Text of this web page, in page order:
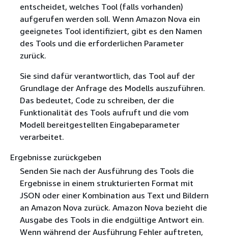
entscheidet, welches Tool (falls vorhanden)
aufgerufen werden soll. Wenn Amazon Nova ein
geeignetes Tool identifiziert, gibt es den Namen
des Tools und die erforderlichen Parameter
zurück.
Sie sind dafür verantwortlich, das Tool auf der
Grundlage der Anfrage des Modells auszuführen.
Das bedeutet, Code zu schreiben, der die
Funktionalität des Tools aufruft und die vom
Modell bereitgestellten Eingabeparameter
verarbeitet.
Ergebnisse zurückgeben
Senden Sie nach der Ausführung des Tools die
Ergebnisse in einem strukturierten Format mit
JSON oder einer Kombination aus Text und Bildern
an Amazon Nova zurück. Amazon Nova bezieht die
Ausgabe des Tools in die endgültige Antwort ein.
Wenn während der Ausführung Fehler auftreten,